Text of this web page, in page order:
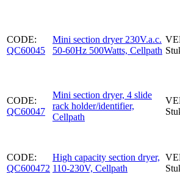
CODE:
QC60045
Mini section dryer 230V.a.c.
50-60Hz 500Watts, Cellpath
CODE:
QC60047
Mini section dryer, 4 slide
rack holder/identifier,
Cellpath
CODE:
QC600472
High capacity section dryer,
110-230V, Cellpath